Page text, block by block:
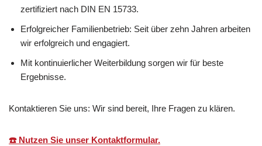
zertifiziert nach DIN EN 15733.
Erfolgreicher Familienbetrieb: Seit über zehn Jahren arbeiten
wir erfolgreich und engagiert.
Mit kontinuierlicher Weiterbildung sorgen wir für beste
Ergebnisse.
Kontaktieren Sie uns: Wir sind bereit, Ihre Fragen zu klären.
☎️ Nutzen Sie unser Kontaktformular.